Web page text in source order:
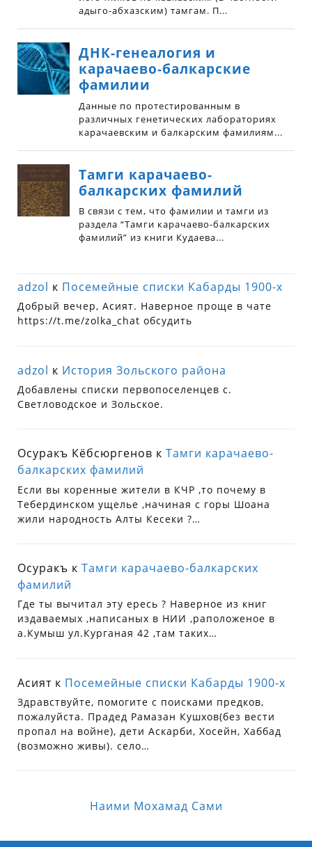
adzol к Посемейные списки Кабарды 1900-х
Добрый вечер, Асият. Наверное проще в чате
https://t.me/zolka_chat обсудить
adzol к История Зольского района
Добавлены списки первопоселенцев с.
Светловодское и Зольское.
Осуракъ Кёбсюргенов кТамги карачаево-
балкарских фамилий
Если вы коренные жители в КЧР ,то почему в
Тебердинском ущелье ,начиная с горы Шоана
жили народность Алты Кесеки ?…
Осуракъ кТамги карачаево-балкарских
фамилий
Где ты вычитал эту ересь ? Наверное из книг
издаваемых ,написаных в НИИ ,раположеное в
а.Кумыш ул.Курганая 42 ,там таких…
Асият к Посемейные списки Кабарды 1900-х
Здравствуйте, помогите с поисками предков,
пожалуйста. Прадед Рамазан Кушхов(без вести
пропал на войне), дети Аскарби, Хосейн, Хаббад
(возможно живы). село…
Наими Мохамад Сами